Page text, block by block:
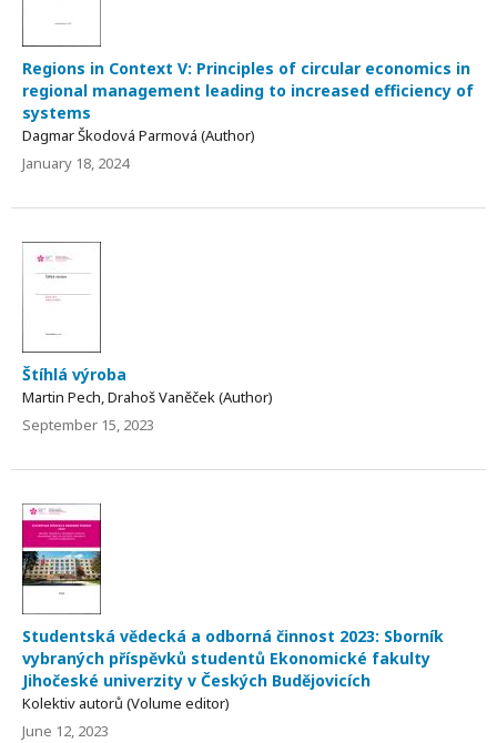
Regions in Context V: Principles of circular economics in
regional management leading to increased efficiency of
systems
Dagmar Škodová Parmová (Author)
January 18, 2024
Štíhlá výroba
Martin Pech, Drahoš Vaněček (Author)
September 15, 2023
Studentská vědecká a odborná činnost 2023: Sborník
vybraných příspěvků studentů Ekonomické fakulty
Jihočeské univerzity v Českých Budějovicích
Kolektiv autorů (Volume editor)
June 12, 2023